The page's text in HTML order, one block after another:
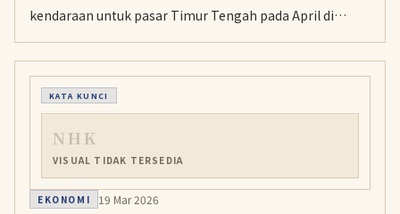
kendaraan untuk pasar Timur Tengah pada April di
tengah meningkatnya konflik di kawasan itu.
Perusahaan itu juga telah memangkas produksi bulan
ini, dan pemangkasan domestik diperkirakan mencapai
sekitar 24.000 unit pada bulan depan.
KATA KUNCI
NHK
VISUAL TIDAK TERSEDIA
EKONOMI 19 Mar 2026